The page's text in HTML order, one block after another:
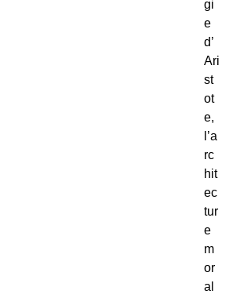
gi
e
d’
Ari
st
ot
e,
l’a
rc
hit
ec
tur
e
m
or
al